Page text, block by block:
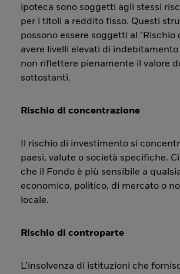
ipoteca sono soggetti agli stessi
per i titoli a reddito fisso. Questi
possono essere soggetti al "Rischio
avere livelli elevati di
non riflettere pienamente il valore
sottostanti.
Rischio di concentrazione
Il rischio di investimento si
paesi, valute o società specifiche.
che il Fondo è più sensibile a
economico, politico, di mercato o
locale.
Rischio di controparte
L’insolvenza di istituzioni che